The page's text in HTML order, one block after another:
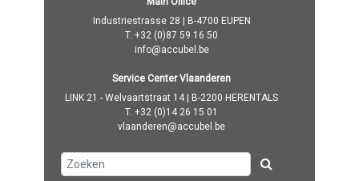
Industriestrasse 28 | B-4700 EUPEN
T. +32 (0)87 59 16 50
info@accubel.be
Service Center Vlaanderen
LINK 21 - Welvaartstraat 14 | B-2200 HERENTALS
T. +32 (0)14 26 15 01
vlaanderen@accubel.be